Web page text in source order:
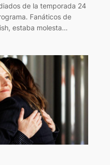
de la temporada 24
Fanáticos de
estaba molesta…